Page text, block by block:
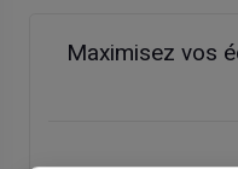
Maximisez vos